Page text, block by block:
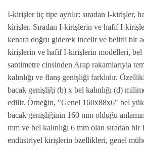
I-kirişler üç tipe ayrılır: sıradan I-kirişler,
kirişler. Sıradan I-kirişlerin ve hafif I-
kenara doğru giderek incelir ve belirli bir
kirişlerin ve hafif I-kirişlerin modelleri,
santimetre cinsinden Arap rakamlarıyla
kalınlığı ve flanş genişliği farklıdır.
bacak genişliği (b) x bel kalınlığı (d)
edilir. Örneğin, "Genel 160x88x6" bel
bacak genişliğinin 160 mm olduğu
mm ve bel kalınlığı 6 mm olan sıradan
endüstriyel kirişlerin özellikleri, genel